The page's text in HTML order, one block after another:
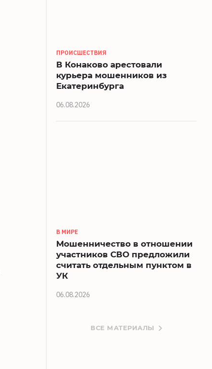
ПРОИСШЕСТВИЯ
В Конаково арестовали
курьера мошенников из
Екатеринбурга
06.08.2026
В МИРЕ
Мошенничество в отношении
участников СВО предложили
считать отдельным пунктом в
УК
06.08.2026
ВСЕ МАТЕРИАЛЫ